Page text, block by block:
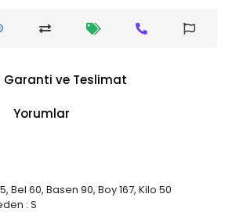
Garanti ve Teslimat
Yorumlar
Bel 60, Basen 90, Boy 167, Kilo 50
: S